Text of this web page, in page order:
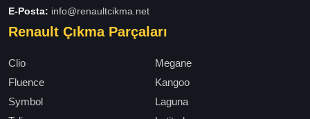
E-Posta: info@renaultcikma.net
Renault Çıkma Parçaları
Clio
Megane
Fluence
Kangoo
Symbol
Laguna